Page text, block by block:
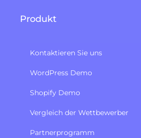
Produkt
Kontaktieren Sie uns
WordPress Demo
Shopify Demo
Vergleich der Wettbewerber
Partnerprogramm